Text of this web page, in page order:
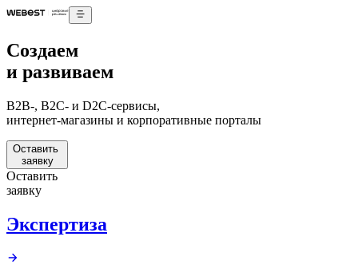
Создаем
и развиваем
B2B-, B2C- и D2C-сервисы,
интернет-магазины и корпоративные порталы
Оставить
заявку
Оставить
заявку
Экспертиза